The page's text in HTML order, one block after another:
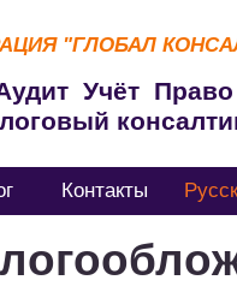
"ГЛОБАЛ
Учёт Право
Контакты